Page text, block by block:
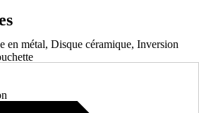
en métal, Disque céramique, Inversion